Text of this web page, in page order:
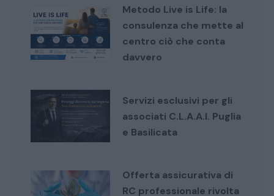
Metodo Live is Life: la
consulenza che mette al
centro ciò che conta
davvero
Servizi esclusivi per gli
associati C.L.A.A.I. Puglia
e Basilicata
Offerta assicurativa di
RC professionale rivolta